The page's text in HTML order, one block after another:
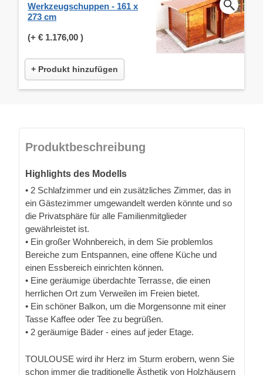
Werkzeugschuppen - 161 x
273 cm
(+ € 1.176,00 )
+ Produkt hinzufügen
Produktbeschreibung
Highlights des Modells
• 2 Schlafzimmer und ein zusätzliches Zimmer, das in
ein Gästezimmer umgewandelt werden könnte und so
die Privatsphäre für alle Familienmitglieder
gewährleistet ist.
• Ein großer Wohnbereich, in dem Sie problemlos
Bereiche zum Entspannen, eine offene Küche und
einen Essbereich einrichten können.
• Eine geräumige überdachte Terrasse, die einen
herrlichen Ort zum Verweilen im Freien bietet.
• Ein schöner Balkon, um die Morgensonne mit einer
Tasse Kaffee oder Tee zu begrüßen.
• 2 geräumige Bäder - eines auf jeder Etage.
TOULOUSE wird ihr Herz im Sturm erobern, wenn Sie
schon immer die traditionelle Ästhetik von Holzhäusern